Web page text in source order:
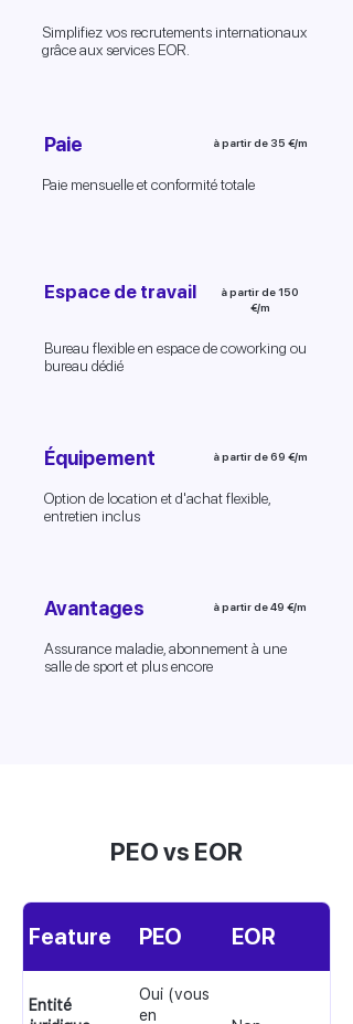
Simplifiez vos recrutements internationaux
grâce aux services EOR.
Paie à partir de 35 €/m
Paie mensuelle et conformité totale
Espace de travail
à partir de 150
€/m
Bureau flexible en espace de coworking ou
bureau dédié
Équipement à partir de 69 €/m
Option de location et d'achat flexible,
entretien inclus
Avantages à partir de 49 €/m
Assurance maladie, abonnement à une
salle de sport et plus encore
PEO vs EOR
Feature PEO EOR
Entité
Oui (vous
en